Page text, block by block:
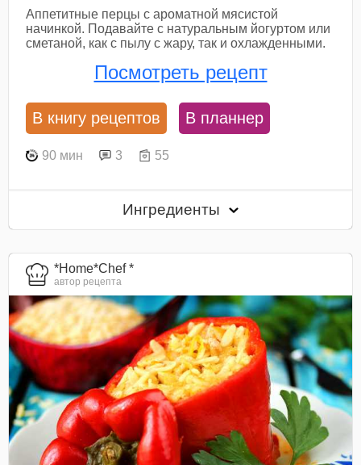
Аппетитные перцы с ароматной мясистой
начинкой. Подавайте с натуральным йогуртом или
сметаной, как с пылу с жару, так и охлажденными.
Посмотреть рецепт
В книгу рецептов В планнер
90 мин 3 55
Ингредиенты
*Home*Chef *
автор рецепта